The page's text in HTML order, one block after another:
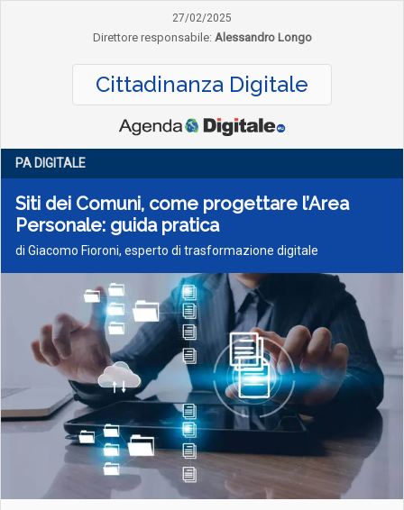
27/02/2025
Direttore responsabile: Alessandro Longo
Cittadinanza Digitale
PA DIGITALE
Siti dei Comuni, come progettare l’Area
Personale: guida pratica
di Giacomo Fioroni, esperto di trasformazione digitale